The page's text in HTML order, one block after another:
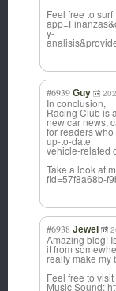
Feel free to
y-
#6939 Guy
In conclusion,
Racing Club is
new car news,
for readers who
up-to-date
vehicle-related
Take a look at
fid=57f8a68b-
#6938 Jewel
Amazing blog!
it from
really make my
Feel free to
Music Sound: